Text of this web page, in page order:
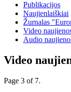
Publikacijos
Naujienlaiškiai
Žurnalas
Video
Audio
Video
Page 3 of 7.